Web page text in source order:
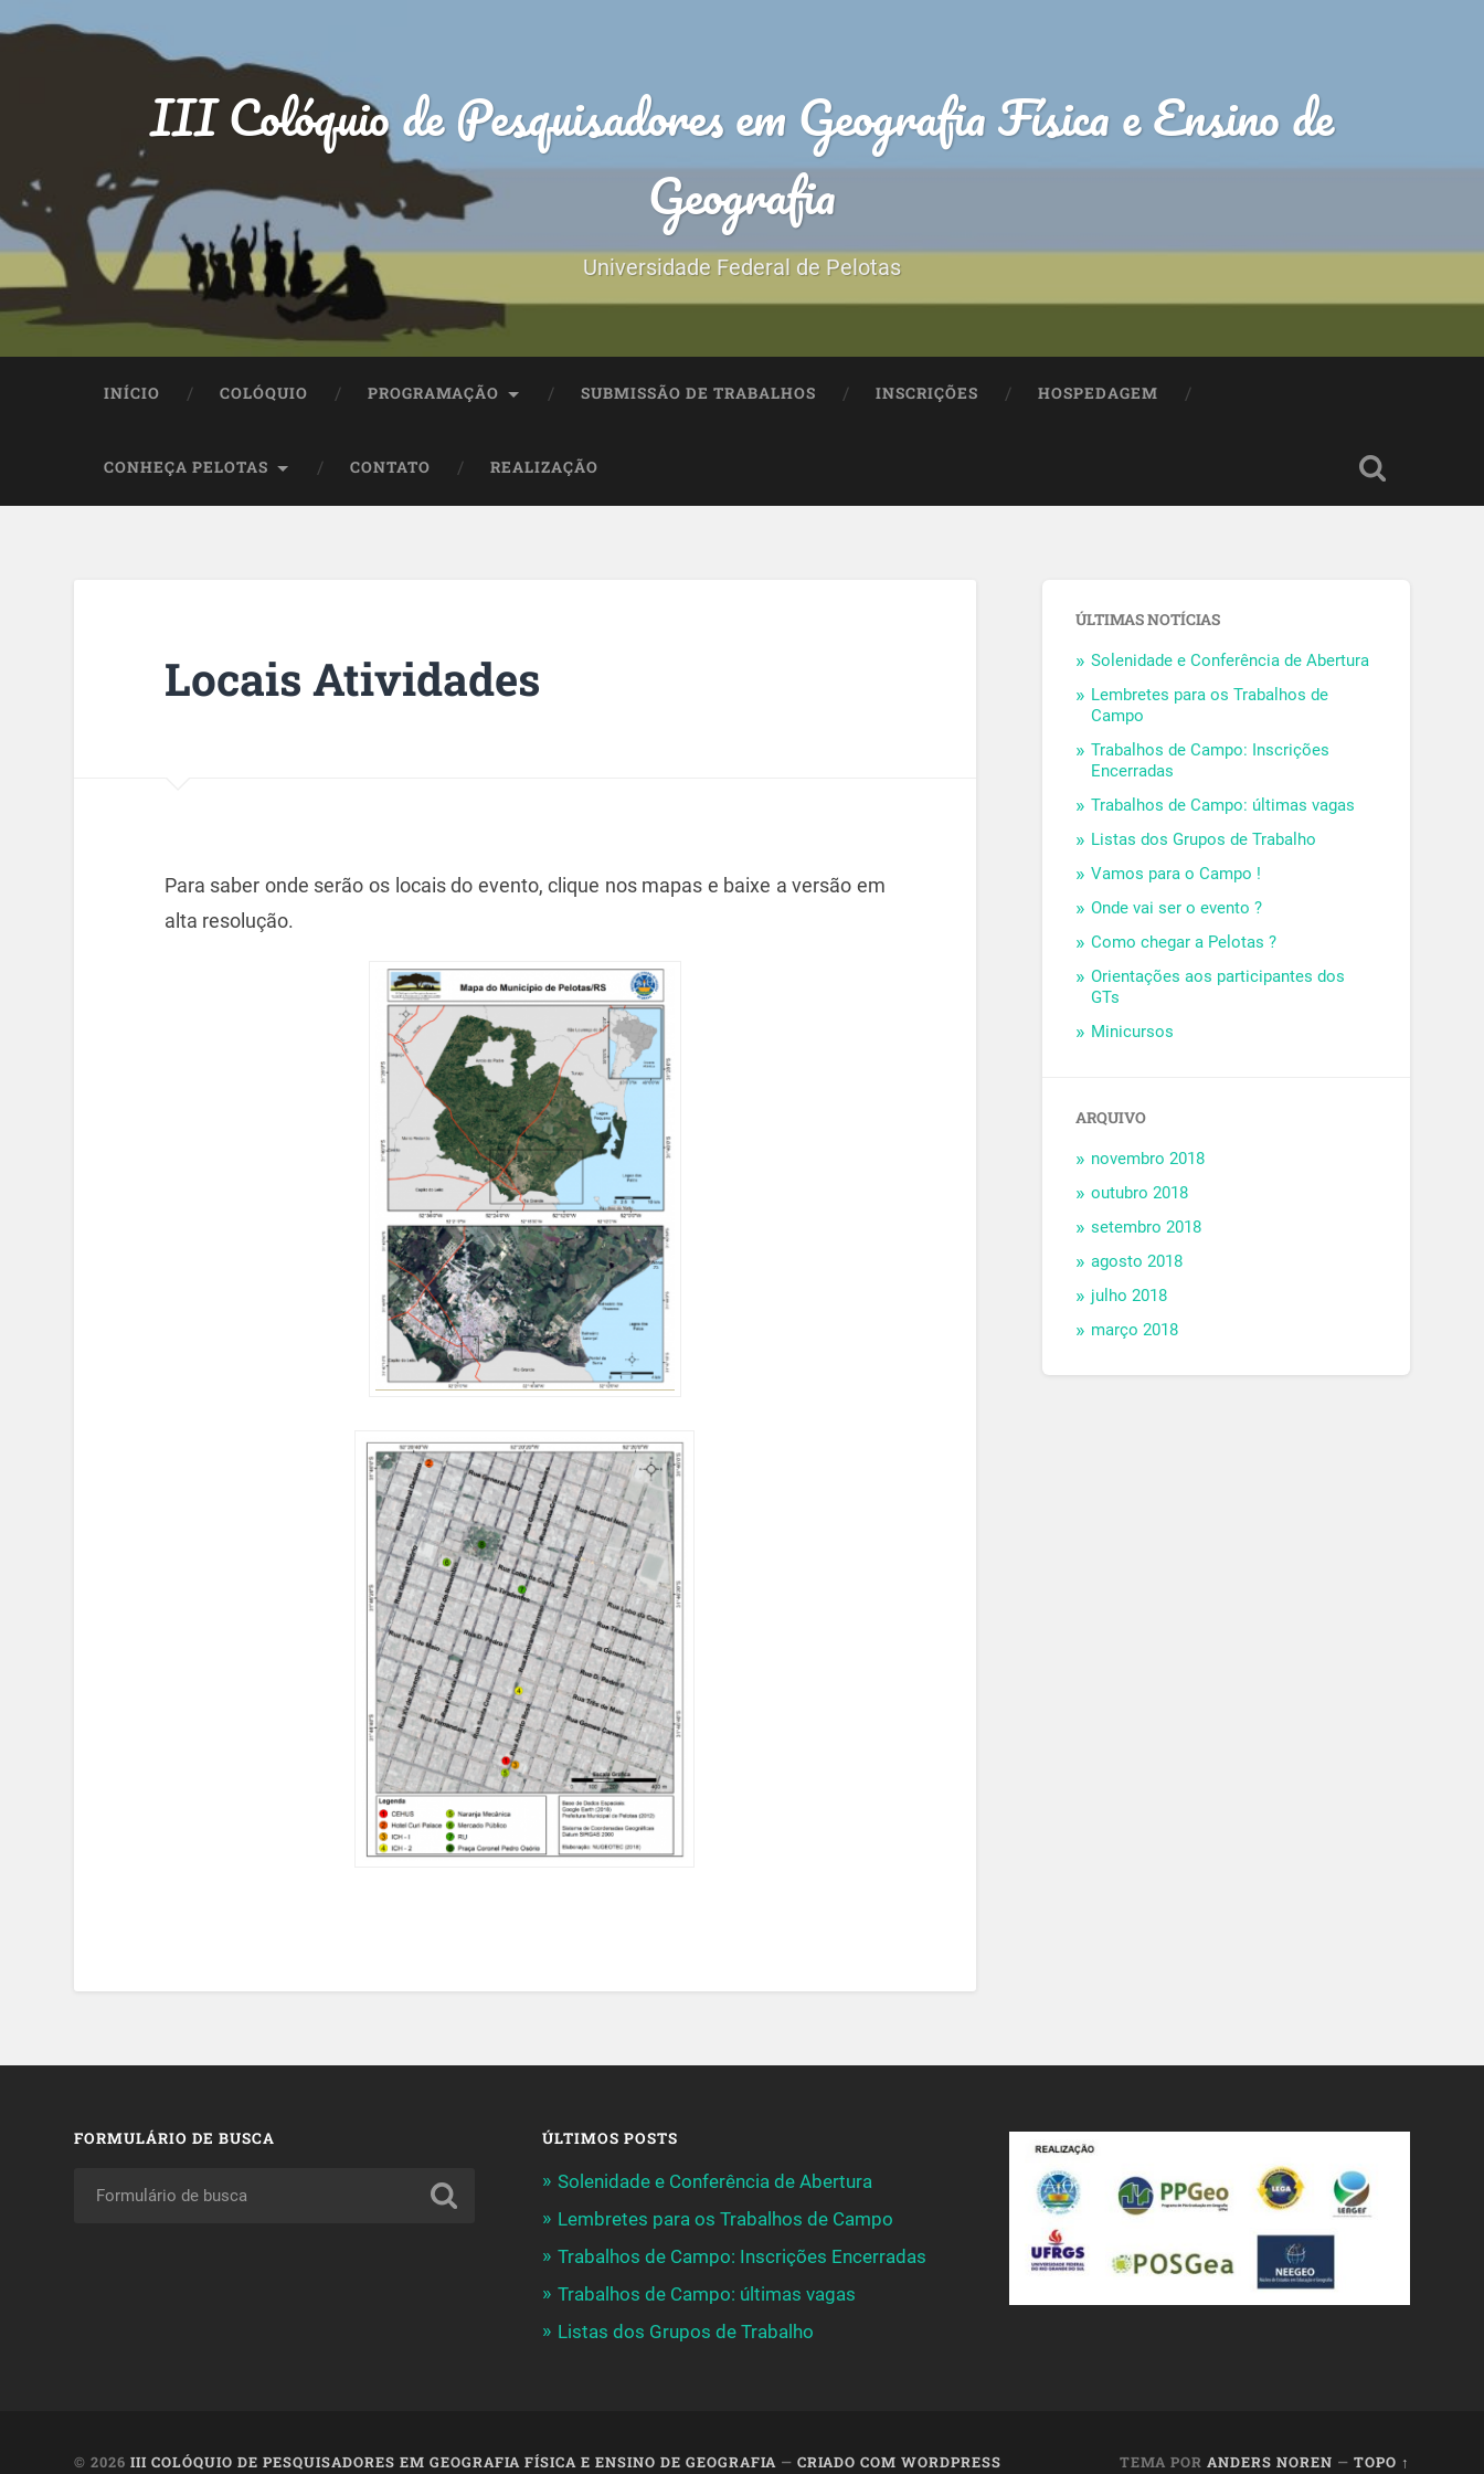
III Colóquio de Pesquisadores em Geografia Física e Ensino de
Geografia
Universidade Federal de Pelotas
INÍCIO COLÓQUIO PROGRAMAÇÃO SUBMISSÃO DE TRABALHOS INSCRIÇÕES HOSPEDAGEM
CONHEÇA PELOTAS CONTATO REALIZAÇÃO
Locais Atividades
Para saber onde serão os locais do evento, clique nos mapas e baixe a versão em
alta resolução.
ÚLTIMAS NOTÍCIAS
Solenidade e Conferência de Abertura
Lembretes para os Trabalhos de
Campo
Trabalhos de Campo: Inscrições
Encerradas
Trabalhos de Campo: últimas vagas
Listas dos Grupos de Trabalho
Vamos para o Campo !
Onde vai ser o evento ?
Como chegar a Pelotas ?
Orientações aos participantes dos
GTs
Minicursos
ARQUIVO
novembro 2018
outubro 2018
setembro 2018
agosto 2018
julho 2018
março 2018
FORMULÁRIO DE BUSCA ÚLTIMOS POSTS
Solenidade e Conferência de Abertura
Lembretes para os Trabalhos de Campo
Trabalhos de Campo: Inscrições Encerradas
Trabalhos de Campo: últimas vagas
Listas dos Grupos de Trabalho
© 2026III COLÓQUIO DE PESQUISADORES EM GEOGRAFIA FÍSICA E ENSINO DE GEOGRAFIA —CRIADO COM WORDPRESS TEMA POR ANDERS NOREN — TOPO ↑